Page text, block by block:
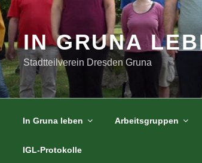
IN GRUNA
Stadtteilverein Dresden Gruna
In Gruna leben Arbeitsgruppen
IGL-Protokolle